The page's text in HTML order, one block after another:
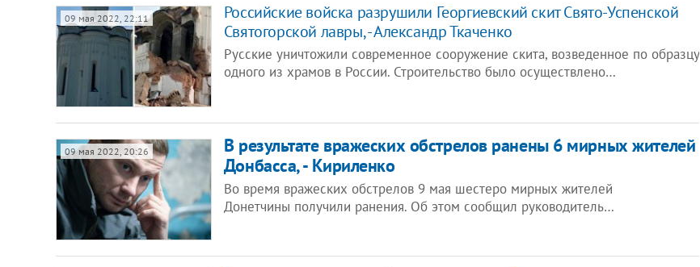
09 мая 2022, 22:11
Российские войска разрушили Георгиевский скит Свято-Успенской
Святогорской лавры, - Александр Ткаченко
Русские уничтожили современное сооружение скита, возведенное по образцу
одного из храмов в России. Строительство было осуществлено…
09 мая 2022, 20:26
В результате вражеских обстрелов ранены 6 мирных жителей
Донбасса, - Кириленко
Во время вражеских обстрелов 9 мая шестеро мирных жителей
Донетчины получили ранения. Об этом сообщил руководитель…